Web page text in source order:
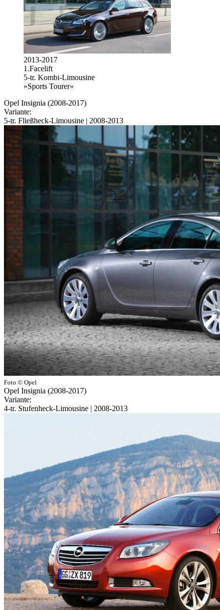
2013-2017
1.Facelift
5-tr. Kombi-Limousine
»Sports Tourer«
Opel Insignia (2008-2017)
Variante:
5-tr. Fließheck-Limousine | 2008-2013
Foto © Opel
Opel Insignia (2008-2017)
Variante:
4-tr. Stufenheck-Limousine | 2008-2013